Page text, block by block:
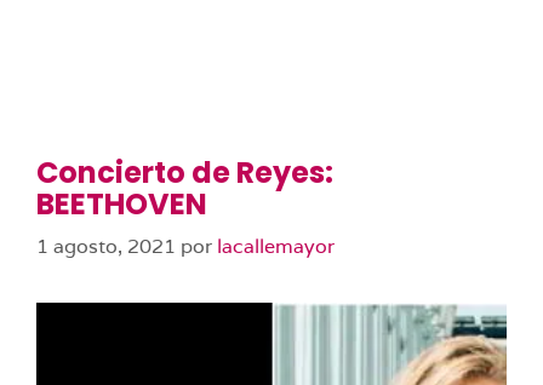
Concierto de Reyes:
BEETHOVEN
1 agosto, 2021 por lacallemayor